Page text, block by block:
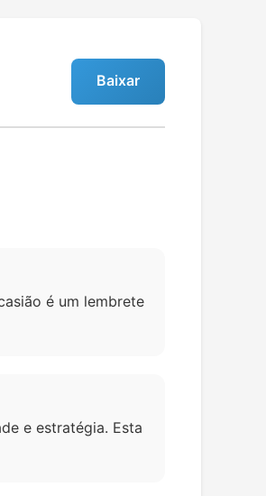
Baixar
é um lembrete
e estratégia. Esta